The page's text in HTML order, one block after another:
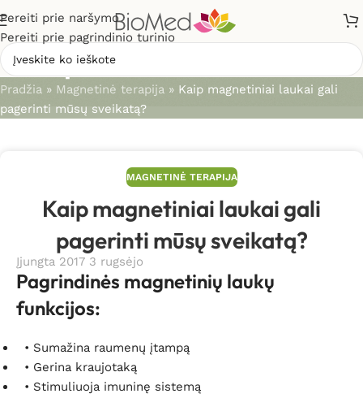
Pereiti prie naršymo
Pereiti prie pagrindinio turinio
Straipsniai
Pradžia » Magnetinė terapija » Kaip magnetiniai laukai gali
pagerinti mūsų sveikatą?
MAGNETINĖ TERAPIJA
Kaip magnetiniai laukai gali
pagerinti mūsų sveikatą?
Įjungta 2017 3 rugsėjo
Pagrindinės magnetinių laukų
funkcijos:
• Sumažina raumenų įtampą
• Gerina kraujotaką
• Stimuliuoja imuninę sistemą